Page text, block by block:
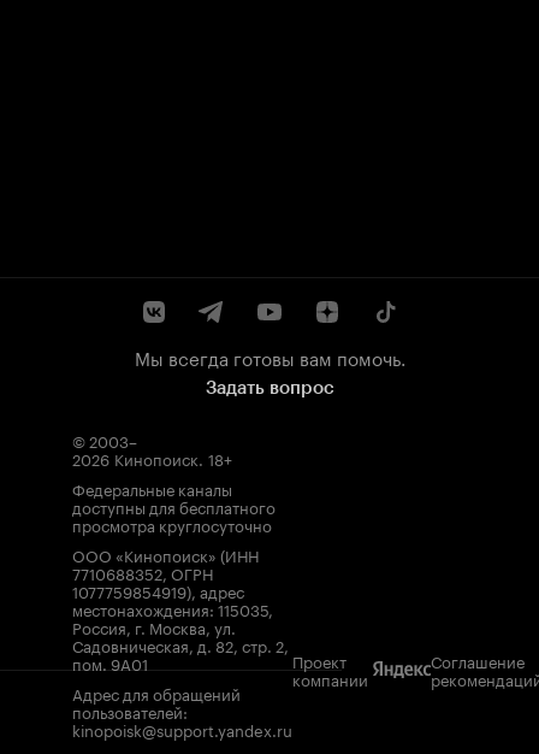
Мы всегда готовы вам помочь.
Задать вопрос
© 2003–
2026 Кинопоиск. 18+
Федеральные каналы
доступны для бесплатного
просмотра круглосуточно
ООО «Кинопоиск» (ИНН
7710688352, ОГРН
1077759854919), адрес
местонахождения: 115035,
Россия, г. Москва, ул.
Садовническая, д. 82, стр. 2,
пом. 9А01
Адрес для обращений
пользователей:
kinopoisk@support.yandex.ru
Проект
компании
Соглашение